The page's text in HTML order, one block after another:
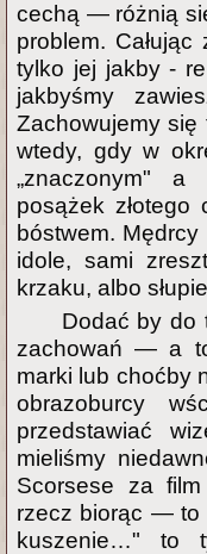
cechą — różnią
problem.
tylko jej jakby -
jakbyśmy
Zachowujemy się
wtedy, gdy w
„znaczonym" a
posążek
bóstwem.
idole, sami
krzaku, albo
Dodać by do
zachowań — a
marki lub choćby
obrazoburcy
przedstawiać
mieliśmy
Scorsese za
rzecz biorąc — to
kuszenie…" to